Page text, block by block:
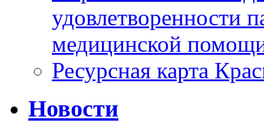
удовлетворенности
медицинской
Ресурсная карта
Новости